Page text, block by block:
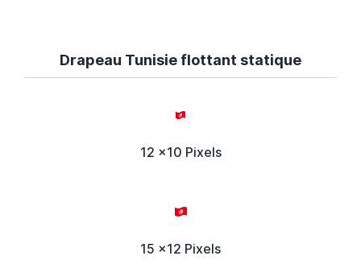
Drapeau Tunisie flottant statique
12 x10 Pixels
15 x12 Pixels